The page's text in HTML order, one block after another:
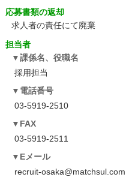
応募書類の返却
求人者の責任にて廃棄
担当者
課係名、役職名
採用担当
電話番号
03-5919-2510
FAX
03-5919-2511
Eメール
recruit-osaka@matchsul.com